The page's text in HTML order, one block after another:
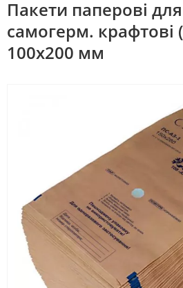
Пакети паперові
самогерм. крафтові
100х200 мм